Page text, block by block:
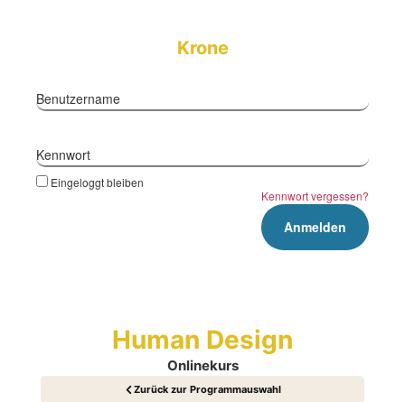
Human Design
Onlinekurs
Zurück zur Programmauswahl
Krone
Benutzername
Kennwort
Eingeloggt bleiben
Kennwort vergessen?